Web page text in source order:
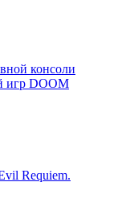
консоли
игр DOOM
Requiem.